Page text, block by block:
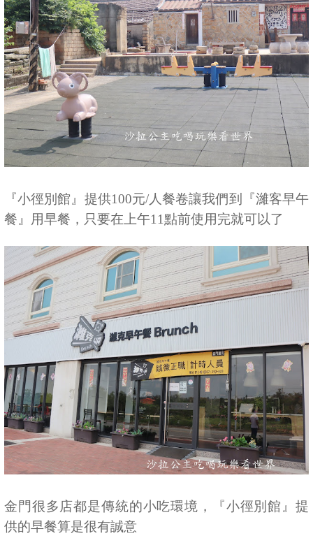
『小徑別館』提供100元/人餐卷讓我們到『濰客早午
餐』用早餐，只要在上午11點前使用完就可以了
金門很多店都是傳統的小吃環境，『小徑別館』提
供的早餐算是很有誠意